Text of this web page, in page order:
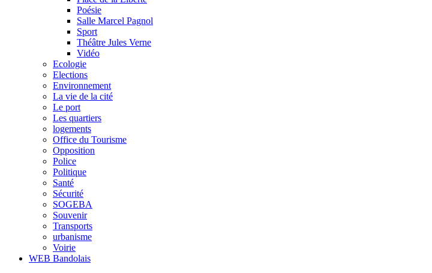
Poésie
Salle Marcel Pagnol
Sport
Théâtre Jules Verne
Vidéo
Ecologie
Elections
Environnement
La vie de la cité
Le port
Les quartiers
logements
Office du Tourisme
Opposition
Police
Politique
Santé
Sécurité
SOGEBA
Souvenir
Transports
urbanisme
Voirie
WEB Bandolais